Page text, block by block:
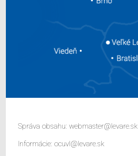
Správa obsahu: webmaster@levare.sk
Informácie: ocuvl@levare.sk